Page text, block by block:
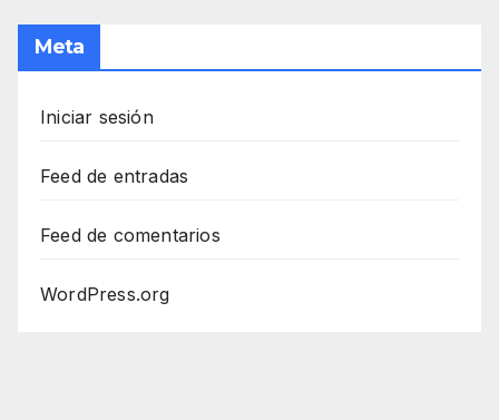
Meta
Iniciar sesión
Feed de entradas
Feed de comentarios
WordPress.org